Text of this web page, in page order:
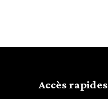
Accès rapides